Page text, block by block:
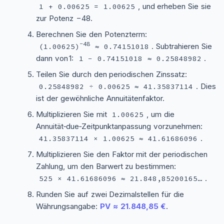
1 + 0.00625 = 1.00625 , und erheben Sie sie
zur Potenz −48.
Berechnen Sie den Potenzterm:
(1.00625) −48 ≈ 0.74151018 . Subtrahieren Sie
dann von 1:
1 − 0.74151018 ≈ 0.25848982 .
Teilen Sie durch den periodischen Zinssatz:
0.25848982 ÷ 0.00625 ≈ 41.35837114 . Dies
ist der gewöhnliche Annuitätenfaktor.
Multiplizieren Sie mit
1.00625 , um die
Annuität‑due‑Zeitpunktanpassung vorzunehmen:
41.35837114 × 1.00625 ≈ 41.61686096 .
Multiplizieren Sie den Faktor mit der periodischen
Zahlung, um den Barwert zu bestimmen:
525 × 41.61686096 ≈ 21.848,85200165… .
Runden Sie auf zwei Dezimalstellen für die
Währungsangabe: PV ≈ 21.848,85 €.